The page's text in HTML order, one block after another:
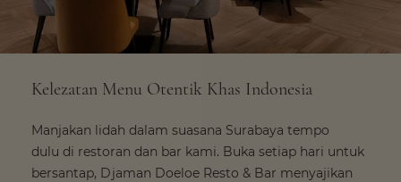
Kelezatan Menu Otentik Khas Indonesia
Manjakan lidah dalam suasana Surabaya tempo
dulu di restoran dan bar kami. Buka setiap hari untuk
bersantap, Djaman Doeloe Resto & Bar menyajikan